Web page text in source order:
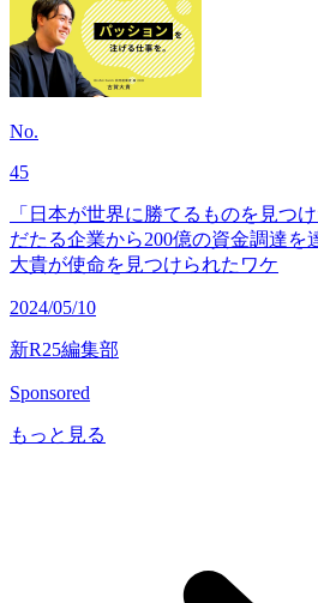
No.
45
「日本が世界に勝てるものを見つ
だたる企業から200億の資金調達を
大貴が使命を見つけられたワケ
2024/05/10
新R25編集部
Sponsored
もっと見る